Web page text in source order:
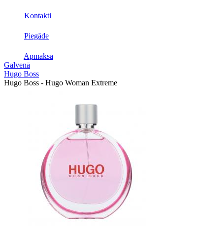
Kontakti
Piegāde
Apmaksa
Galvenā
Hugo Boss
Hugo Boss - Hugo Woman Extreme